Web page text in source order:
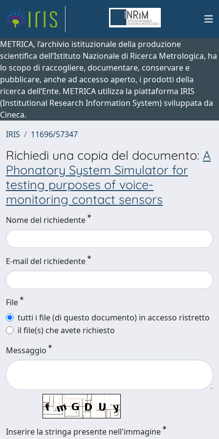
METRICA, l’archivio istituzionale della produzione
scientifica dell’Istituto Nazionale di Ricerca Metrologica, ha
lo scopo di raccogliere, documentare, conservare e
pubblicare, anche ad accesso aperto, i prodotti della
ricerca dell’Ente. METRICA utilizza la piattaforma IRIS
(Institutional Research Information System) sviluppata da
Cineca.
IRIS
11696/57347
Richiedi una copia del documento: A
Phonatory System Simulator for
testing purposes of voice-
monitoring contact sensors
Nome del richiedente
E-mail del richiedente
File
tutti i file (di questo documento) in accesso ristretto
il file(s) che avete richiesto
Messaggio
Inserire la stringa presente nell'immagine